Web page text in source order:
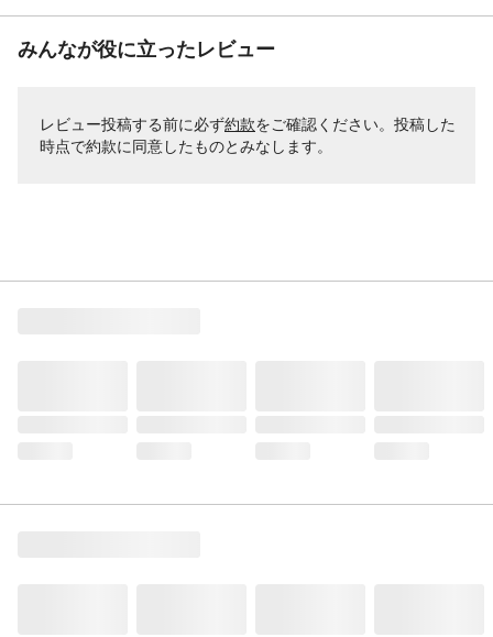
みんなが役に立ったレビュー
レビュー投稿する前に必ず約款をご確認ください。投稿した
時点で約款に同意したものとみなします。